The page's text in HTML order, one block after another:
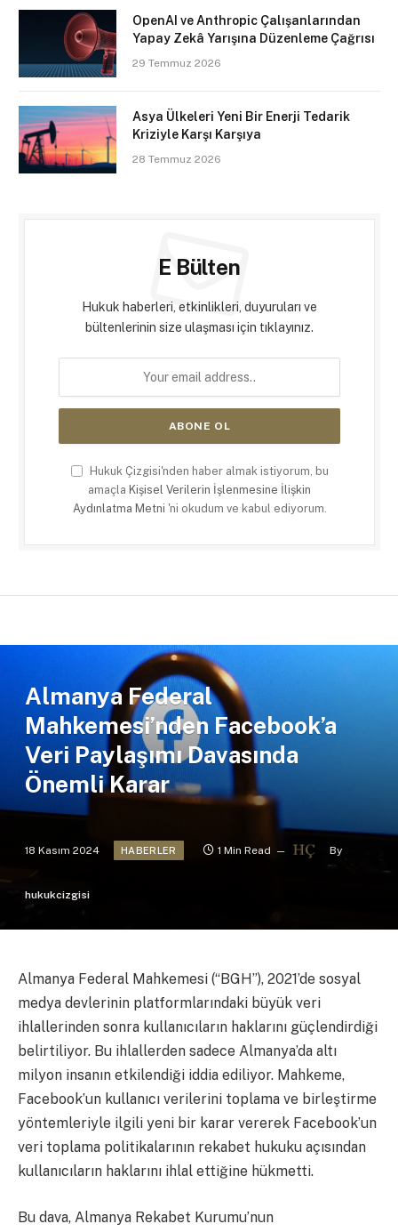
OpenAI ve Anthropic Çalışanlarından
Yapay Zekâ Yarışına Düzenleme Çağrısı
29 Temmuz 2026
Asya Ülkeleri Yeni Bir Enerji Tedarik
Kriziyle Karşı Karşıya
28 Temmuz 2026
E Bülten
Hukuk haberleri, etkinlikleri, duyuruları ve
bültenlerinin size ulaşması için tıklayınız.
Hukuk Çizgisi'nden haber almak istiyorum, bu
amaçla Kişisel Verilerin İşlenmesine İlişkin
Aydınlatma Metni 'ni okudum ve kabul ediyorum.
Almanya Federal
Mahkemesi’nden Facebook’a
Veri Paylaşımı Davasında
Önemli Karar
18 Kasım 2024 HABERLER 1 Min Read By
hukukcizgisi
Almanya Federal Mahkemesi (“BGH”), 2021’de sosyal
medya devlerinin platformlarındaki büyük veri
ihlallerinden sonra kullanıcıların haklarını güçlendirdiği
belirtiliyor. Bu ihlallerden sadece Almanya’da altı
milyon insanın etkilendiği iddia ediliyor. Mahkeme,
Facebook’un kullanıcı verilerini toplama ve birleştirme
yöntemleriyle ilgili yeni bir karar vererek Facebook’un
veri toplama politikalarının rekabet hukuku açısından
kullanıcıların haklarını ihlal ettiğine hükmetti.
Bu dava, Almanya Rekabet Kurumu’nun